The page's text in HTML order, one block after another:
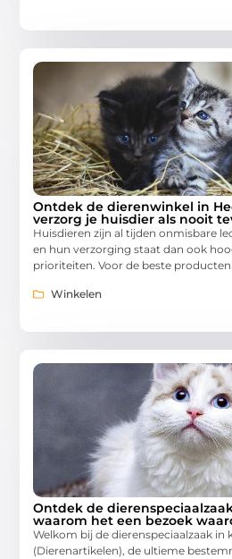
Ontdek de dierenwinkel in
verzorg je huisdier als nooit
Huisdieren zijn al tijden onmisbare
en hun verzorging staat dan ook
prioriteiten. Voor de beste producten
Winkelen
Ontdek de
waarom het een bezoek
Welkom bij de dierenspeciaalzaak in
(Dierenartikelen), de ultieme